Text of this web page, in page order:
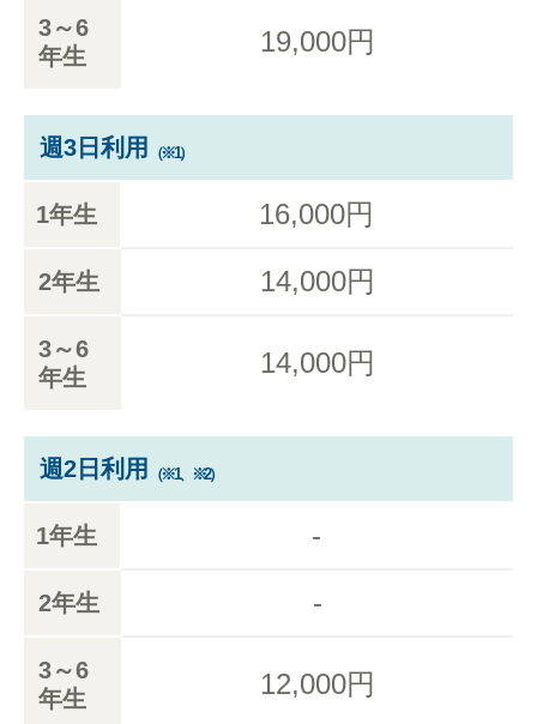
3～6
年生
19,000円
週3日利用 （※1）
1年生 16,000円
2年生 14,000円
3～6
年生
14,000円
週2日利用 （※1、※2）
1年生 -
2年生 -
3～6
年生
12,000円